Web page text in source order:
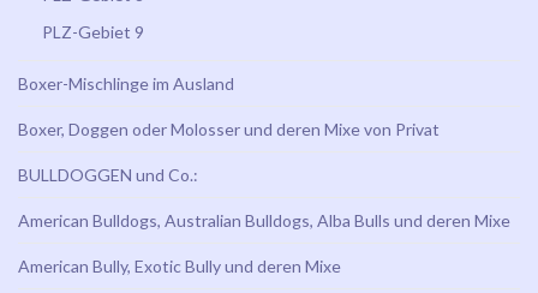
PLZ-Gebiet 9
Boxer-Mischlinge im Ausland
Boxer, Doggen oder Molosser und deren Mixe von Privat
BULLDOGGEN und Co.:
American Bulldogs, Australian Bulldogs, Alba Bulls und deren Mixe
American Bully, Exotic Bully und deren Mixe